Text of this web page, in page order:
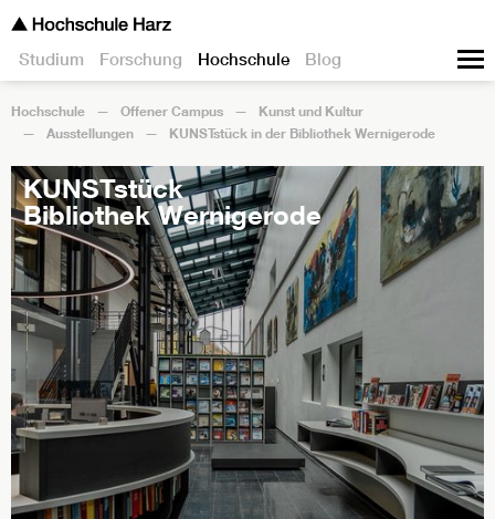
Studium Forschung Hochschule Blog
Hochschule Offener Campus
Kunst und Kultur
Ausstellungen
KUNSTstück in der Bibliothek Wernigerode
KUNSTstück
Bibliothek Wernigerode